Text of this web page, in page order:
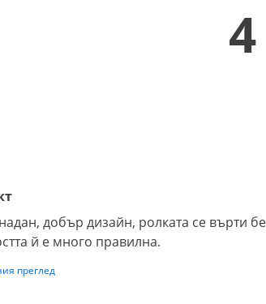
4
добър дизайн, ролката се върти
й е много правилна.
преглед